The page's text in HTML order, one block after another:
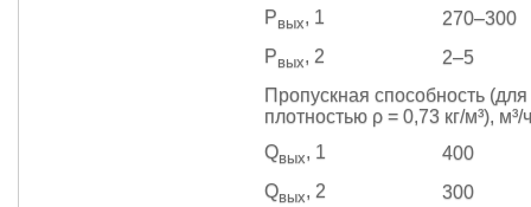
Рвых, 1
270–300
Рвых, 2
2–5
Пропускная способность (для
плотностью ρ = 0,73 кг/м³), м³/
Qвых, 1
400
Qвых, 2
300